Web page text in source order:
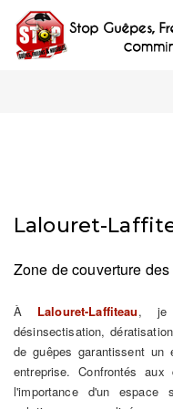
Lalouret-
Zone de couverture
À Lalouret-Laffiteau, je
désinsectisation,
de guêpes garantissent un
entreprise. Confrontés
l'importance d'un